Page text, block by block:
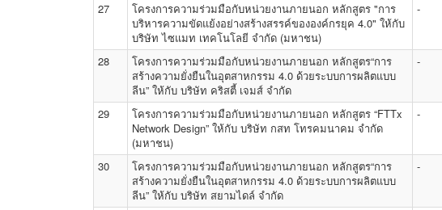
27
โครงการความร่วมมือกับหน่วยงานภายนอก หลักสูตร "การ
บริหารความขัดแย้งอย่างสร้างสรรค์ขององค์กรยุค 4.0" ให้กับ
บริษัท ไซแมท เทคโนโลยี จำกัด (มหาชน)
-
28
โครงการความร่วมมือกับหน่วยงานภายนอก หลักสูตร“การ
สร้างความยั่งยืนในอุตสาหกรรม 4.0 ด้วยระบบการผลิตแบบ
ลีน” ให้กับ บริษัท คริสตี้ เจมส์ จำกัด
-
29
โครงการความร่วมมือกับหน่วยงานภายนอก หลักสูตร “FTTx
Network Design” ให้กับ บริษัท กสท โทรคมนาคม จำกัด
(มหาชน)
-
30
โครงการความร่วมมือกับหน่วยงานภายนอก หลักสูตร“การ
สร้างความยั่งยืนในอุตสาหกรรม 4.0 ด้วยระบบการผลิตแบบ
ลีน” ให้กับ บริษัท สยามไดล์ จำกัด
-